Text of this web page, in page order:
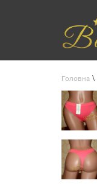
Головна \